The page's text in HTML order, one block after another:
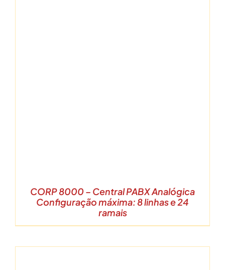
CORP 8000 – Central PABX Analógica
Configuração máxima: 8 linhas e 24
ramais